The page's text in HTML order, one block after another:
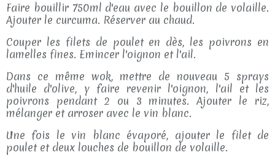
Faire bouillir 750ml d'eau avec le bouillon de volaille.
Ajouter le curcuma. Réserver au chaud.
Couper les filets de poulet en dès, les poivrons en
lamelles fines. Emincer l'oignon et l'ail.
Dans ce même wok, mettre de nouveau 5 sprays
d'huile d'olive, y faire revenir l'oignon, l'ail et les
poivrons pendant 2 ou 3 minutes. Ajouter le riz,
mélanger et arroser avec le vin blanc.
Une fois le vin blanc évaporé, ajouter le filet de
poulet et deux louches de bouillon de volaille.